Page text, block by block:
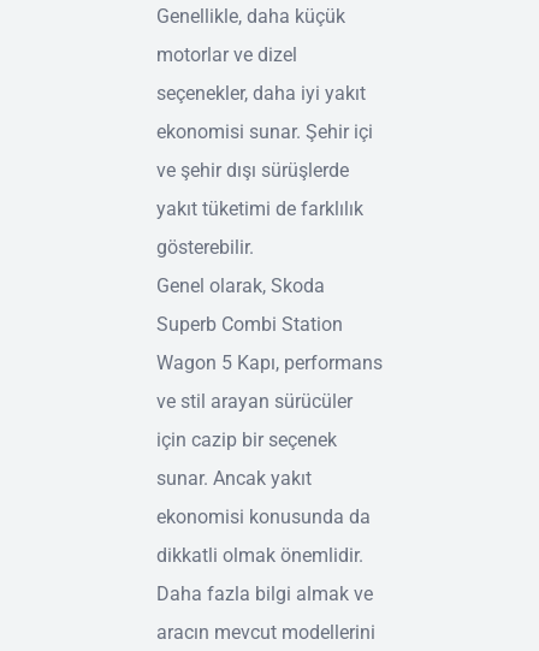
Genellikle, daha küçük
motorlar ve dizel
seçenekler, daha iyi yakıt
ekonomisi sunar. Şehir içi
ve şehir dışı sürüşlerde
yakıt tüketimi de farklılık
gösterebilir.
Genel olarak, Skoda
Superb Combi Station
Wagon 5 Kapı, performans
ve stil arayan sürücüler
için cazip bir seçenek
sunar. Ancak yakıt
ekonomisi konusunda da
dikkatli olmak önemlidir.
Daha fazla bilgi almak ve
aracın mevcut modellerini